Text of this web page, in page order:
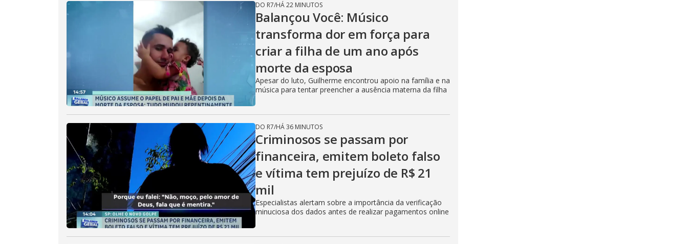
DO R7/HÁ 22 MINUTOS
Balançou Você: Músico
transforma dor em força para
criar a filha de um ano após
morte da esposa
Apesar do luto, Guilherme encontrou apoio na família e na
música para tentar preencher a ausência materna da filha
DO R7/HÁ 36 MINUTOS
Criminosos se passam por
financeira, emitem boleto falso
e vítima tem prejuízo de R$ 21
mil
Especialistas alertam sobre a importância da verificação
minuciosa dos dados antes de realizar pagamentos online